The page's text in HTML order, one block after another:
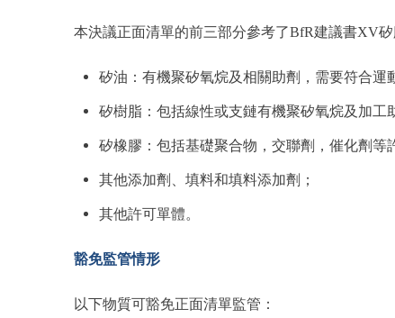
本決議正面清單的前三部分參考了BfR建議書XV
矽油：有機聚矽氧烷及相關助劑，需要符合運
矽樹脂：包括線性或支鏈有機聚矽氧烷及加工
矽橡膠：包括基礎聚合物，交聯劑，催化劑等
其他添加劑、填料和填料添加劑；
其他許可單體。
豁免監管情形
以下物質可豁免正面清單監管：